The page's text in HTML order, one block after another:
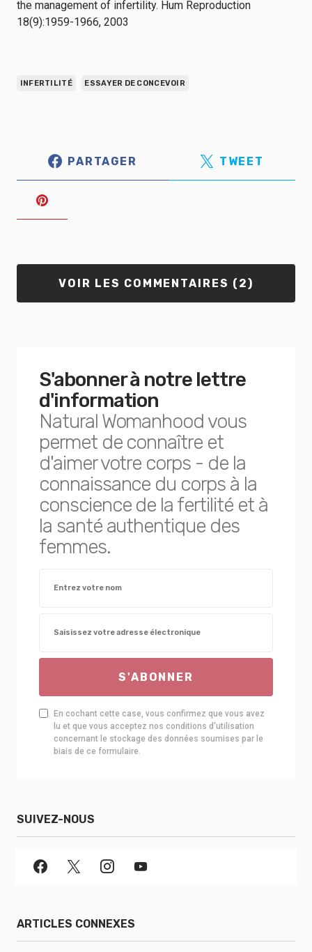
the management of infertility. Hum Reproduction
18(9):1959-1966, 2003
INFERTILITÉ ESSAYER DE CONCEVOIR
PARTAGER TWEET
VOIR LES COMMENTAIRES (2)
S'abonner à notre lettre
d'information
Natural Womanhood vous
permet de connaître et
d'aimer votre corps - de la
connaissance du corps à la
conscience de la fertilité et à
la santé authentique des
femmes.
S'ABONNER
En cochant cette case, vous confirmez que vous avez
lu et que vous acceptez nos conditions d'utilisation
concernant le stockage des données soumises par le
biais de ce formulaire.
SUIVEZ-NOUS
ARTICLES CONNEXES